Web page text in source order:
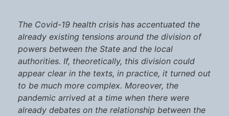
The Covid-19 health crisis has accentuated the
already existing tensions around the division of
powers between the State and the local
authorities. If, theoretically, this division could
appear clear in the texts, in practice, it turned out
to be much more complex. Moreover, the
pandemic arrived at a time when there were
already debates on the relationship between the